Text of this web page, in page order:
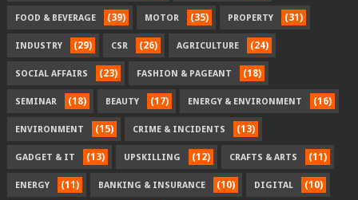
FOOD & BEVERAGE (39) MOTOR (35) PROPERTY (31)
INDUSTRY (29) CSR (26) AGRICULTURE (24)
SOCIAL AFFAIRS (23) FASHION & PAGEANT (18)
SEMINAR (18) BEAUTY (17) ENERGY & ENVIRONMENT (16)
ENVIRONMENT (15) CRIME & INCIDENTS (13)
GADGET & IT (13) UPSKILLING (12) CRAFTS & ARTS (11)
ENERGY (11) BANKING & INSURANCE (10) DIGITAL (10)